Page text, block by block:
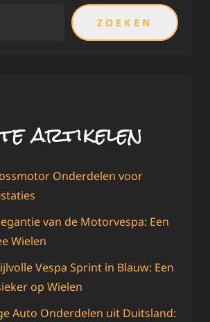
ZOEKEN
artikelen
Onderdelen voor
van de Motorvespa: Een
Wielen
Vespa Sprint in Blauw: Een
op Wielen
Auto Onderdelen uit Duitsland: